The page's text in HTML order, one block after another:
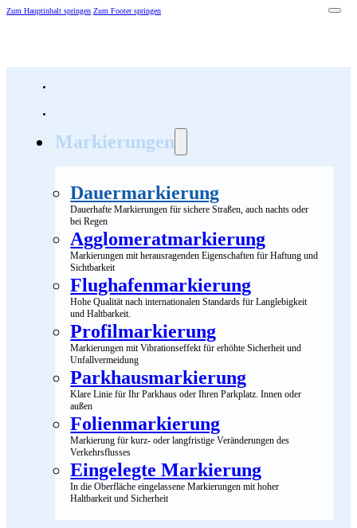
Zum Hauptinhalt springen Zum Footer springen
Markierungen
Dauermarkierung
Dauerhafte Markierungen für sichere Straßen, auch nachts oder
bei Regen
Agglomeratmarkierung
Markierungen mit herausragenden Eigenschaften für Haftung und
Sichtbarkeit
Flughafenmarkierung
Hohe Qualität nach internationalen Standards für Langlebigkeit
und Haltbarkeit.
Profilmarkierung
Markierungen mit Vibrationseffekt für erhöhte Sicherheit und
Unfallvermeidung
Parkhausmarkierung
Klare Linie für Ihr Parkhaus oder Ihren Parkplatz. Innen oder
außen
Folienmarkierung
Markierung für kurz- oder langfristige Veränderungen des
Verkehrsflusses
Eingelegte Markierung
In die Oberfläche eingelassene Markierungen mit hoher
Haltbarkeit und Sicherheit